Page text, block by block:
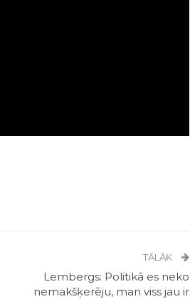
TĀLĀK
Lembergs: Politikā es neko
nemakšķerēju, man viss jau ir